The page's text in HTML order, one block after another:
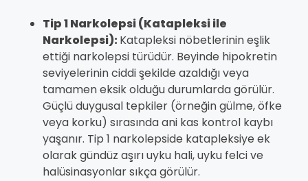
Tip 1 Narkolepsi (Katapleksi ile
Narkolepsi):Katapleksi nöbetlerinin eşlik
ettiği narkolepsi türüdür. Beyinde hipokretin
seviyelerinin ciddi şekilde azaldığı veya
tamamen eksik olduğu durumlarda görülür.
Güçlü duygusal tepkiler (örneğin gülme, öfke
veya korku) sırasında ani kas kontrol kaybı
yaşanır. Tip 1 narkolepside katapleksiye ek
olarak gündüz aşırı uyku hali, uyku felci ve
halüsinasyonlar sıkça görülür.